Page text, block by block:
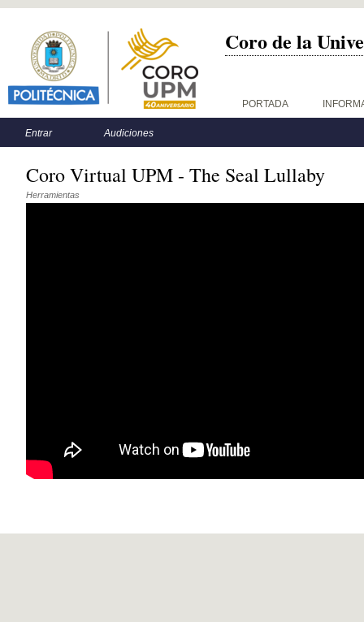
Coro de la
Menú principal PORTADA
Menú secundario
Entrar Audiciones
Coro Virtual UPM - The Seal Lullaby
Herramientas